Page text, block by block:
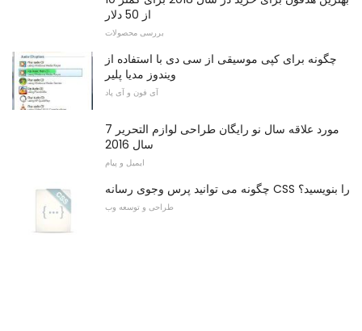
از 50 دلار
بررسی محصولات
چگونه برای کپی موسیقی از سی دی با استفاده از
ویندوز مدیا پلیر
آی فون و آی پاد
7 مورد علاقه سال نو رایگان طراحی لوازم التحریر
سال 2016
ایمیل و پیام
چگونه می توانید پرس وجوی رسانه CSS را بنویسید؟
طراحی و توسعه وب